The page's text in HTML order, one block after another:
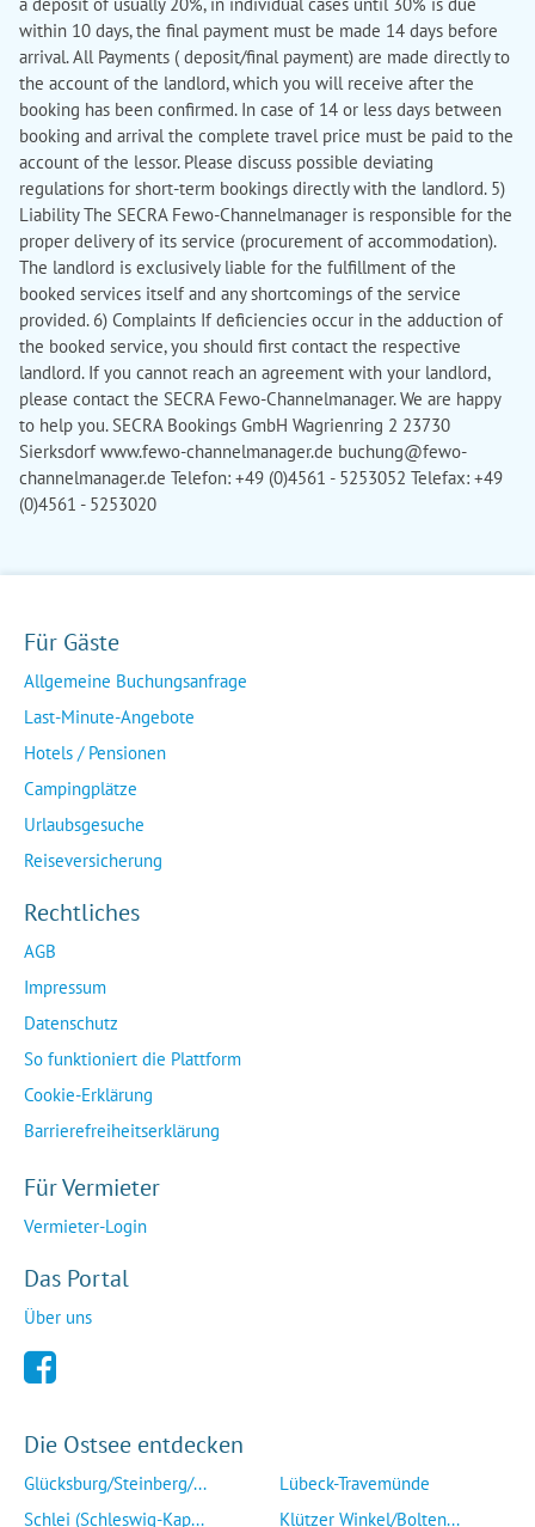
within 10 days, the final payment must be made 14 days before
arrival. All Payments ( deposit/final payment) are made directly to
the account of the landlord, which you will receive after the
booking has been confirmed. In case of 14 or less days between
booking and arrival the complete travel price must be paid to the
account of the lessor. Please discuss possible deviating
regulations for short-term bookings directly with the landlord. 5)
Liability The SECRA Fewo-Channelmanager is responsible for the
proper delivery of its service (procurement of accommodation).
The landlord is exclusively liable for the fulfillment of the
booked services itself and any shortcomings of the service
provided. 6) Complaints If deficiencies occur in the adduction of
the booked service, you should first contact the respective
landlord. If you cannot reach an agreement with your landlord,
please contact the SECRA Fewo-Channelmanager. We are happy
to help you. SECRA Bookings GmbH Wagrienring 2 23730
Sierksdorf www.fewo-channelmanager.de buchung@fewo-
channelmanager.de Telefon: +49 (0)4561 - 5253052 Telefax: +49
(0)4561 - 5253020
Für Gäste
Allgemeine Buchungsanfrage
Last-Minute-Angebote
Hotels / Pensionen
Campingplätze
Urlaubsgesuche
Reiseversicherung
Rechtliches
AGB
Impressum
Datenschutz
So funktioniert die Plattform
Cookie-Erklärung
Barrierefreiheitserklärung
Für Vermieter
Vermieter-Login
Das Portal
Über uns
Die Ostsee entdecken
Glücksburg/Steinberg/...
Schlei (Schleswig-Kap...
Lübeck-Travemünde
Klützer Winkel/Bolten...